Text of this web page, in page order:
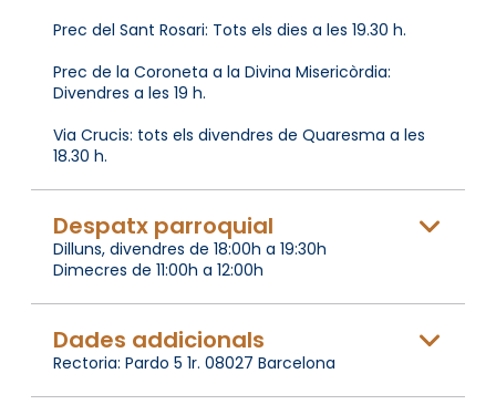
Prec del Sant Rosari: Tots els dies a les 19.30 h.
Prec de la Coroneta a la Divina Misericòrdia:
Divendres a les 19 h.
Via Crucis: tots els divendres de Quaresma a les
18.30 h.
Despatx parroquial
Dilluns, divendres de 18:00h a 19:30h
Dimecres de 11:00h a 12:00h
Dades addicionals
Rectoria: Pardo 5 1r. 08027 Barcelona